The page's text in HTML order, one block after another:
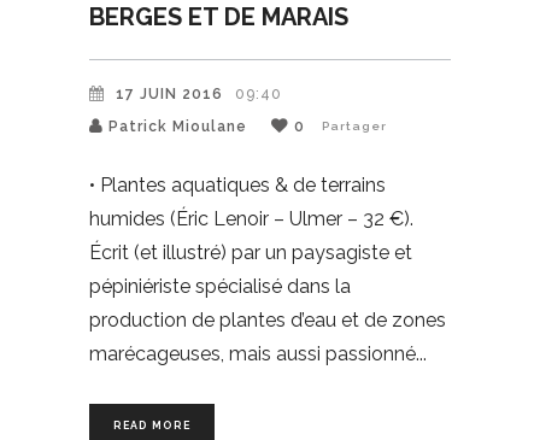
BERGES ET DE MARAIS
17 JUIN 2016
09:40
Patrick Mioulane
0 Partager
• Plantes aquatiques & de terrains
humides (Éric Lenoir – Ulmer – 32 €).
Écrit (et illustré) par un paysagiste et
pépiniériste spécialisé dans la
production de plantes d’eau et de zones
marécageuses, mais aussi passionné
READ MORE